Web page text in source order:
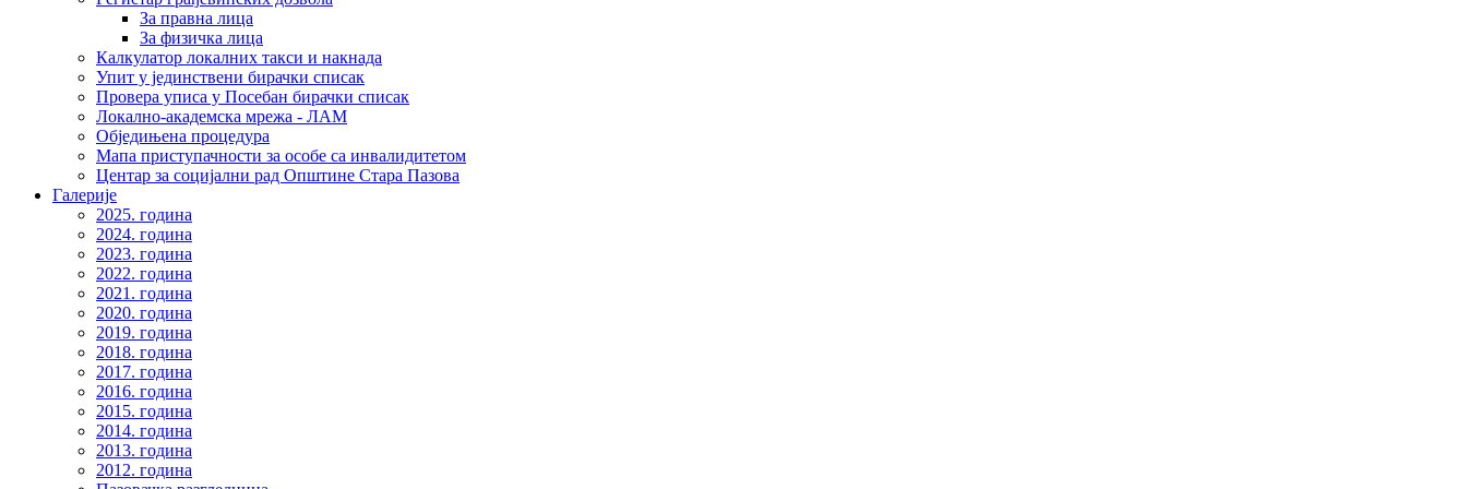
За правна лица
За физичка лица
Калкулатор локалних такси и накнада
Упит у јединствени бирачки списак
Провера уписа у Посебан бирачки списак
Локално-академска мрежа - ЛАМ
Обједињена процедура
Мапа приступачности за особе са инвалидитетом
Центар за социјални рад Општине Стара Пазова
Галерије
2025. година
2024. година
2023. година
2022. година
2021. година
2020. година
2019. година
2018. година
2017. година
2016. година
2015. година
2014. година
2013. година
2012. година